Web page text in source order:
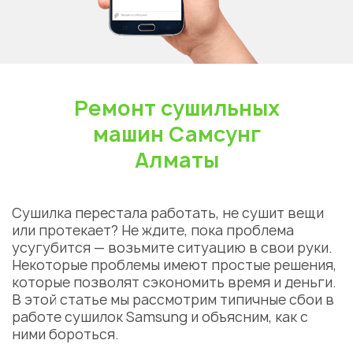
Ремонт сушильных
машин Самсунг
Алматы
Сушилка перестала работать, не сушит вещи
или протекает? Не ждите, пока проблема
усугубится — возьмите ситуацию в свои руки.
Некоторые проблемы имеют простые решения,
которые позволят сэкономить время и деньги.
В этой статье мы рассмотрим типичные сбои в
работе сушилок Samsung и объясним, как с
ними бороться.